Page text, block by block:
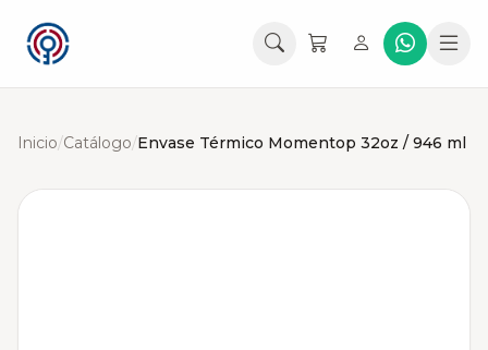
Inicio/Catálogo/Envase Térmico Momentop 32oz / 946 ml